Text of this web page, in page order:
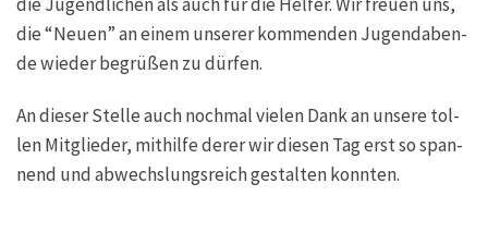
die “Neu­en” an einem unse­rer kom­men­den Jugend­aben­
de wie­der begrü­ßen zu dürfen.
An die­ser Stel­le auch noch­mal vie­len Dank an unse­re tol­
len Mit­glie­der, mit­hil­fe derer wir die­sen Tag erst so span­
nend und abwechs­lungs­reich gestal­ten konnten.